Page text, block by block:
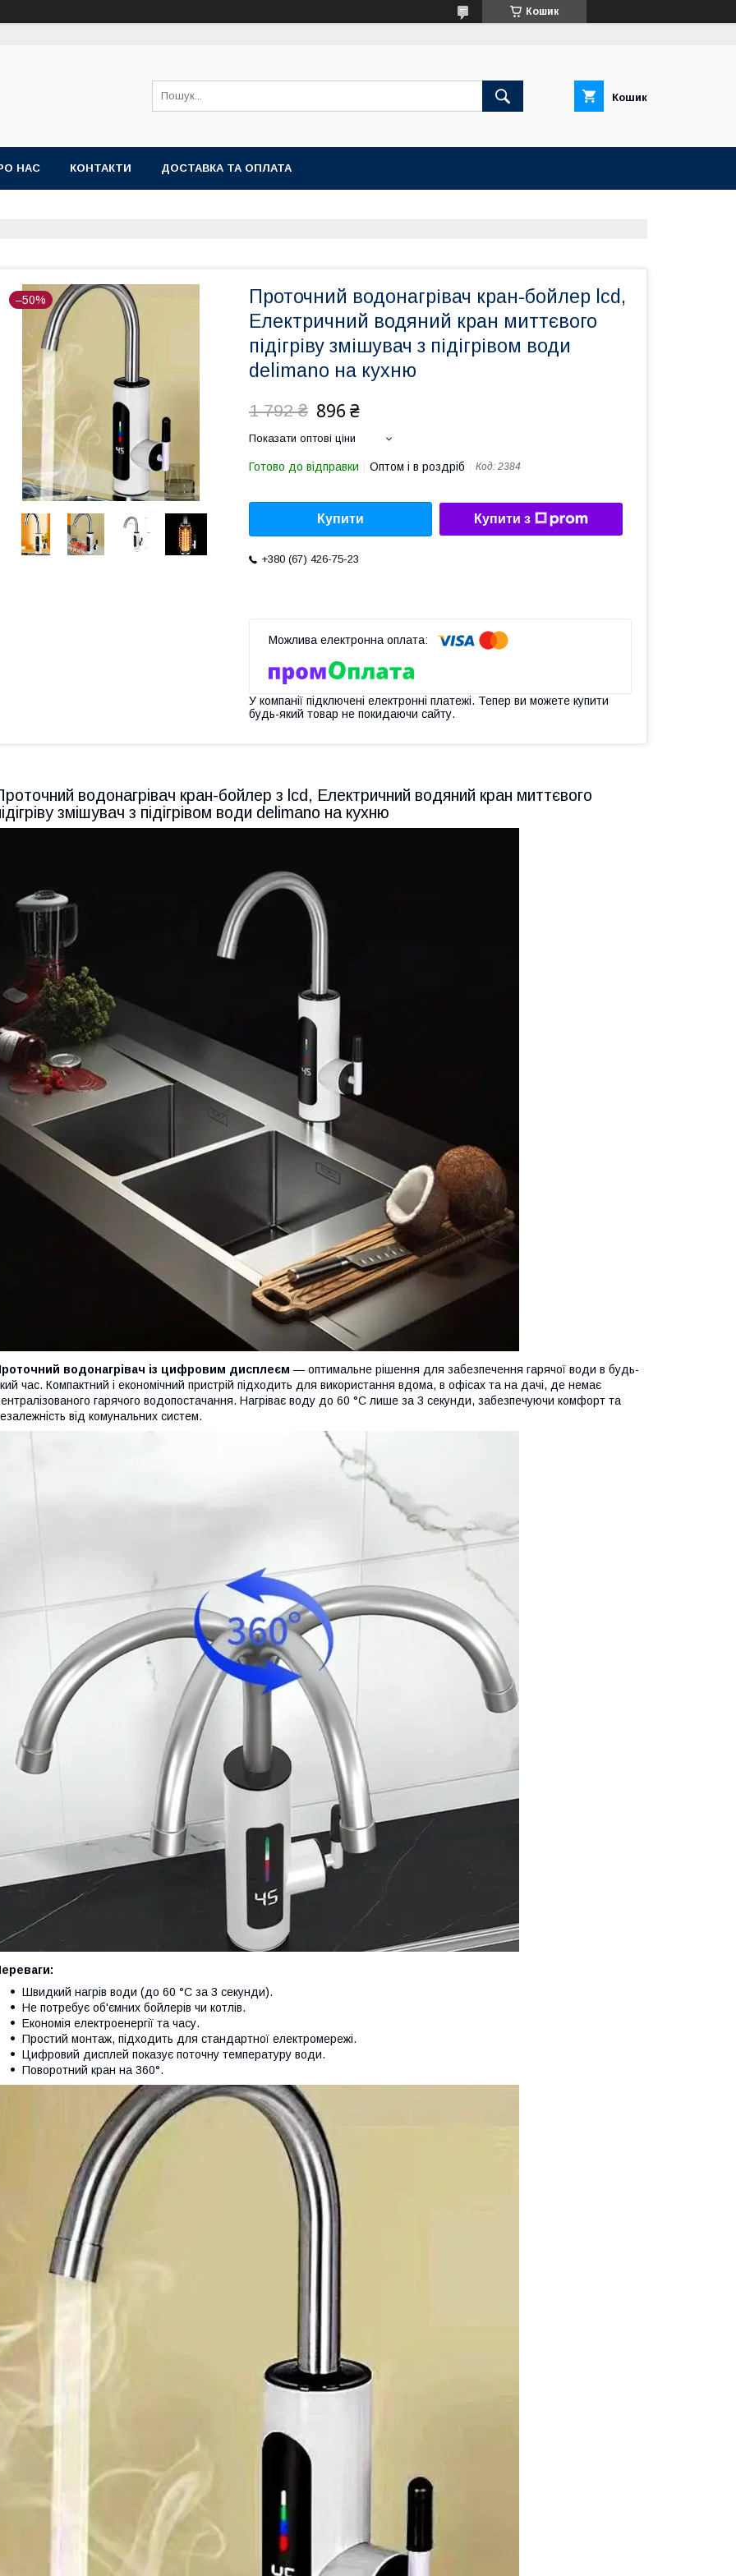
Кошик
Кошик
НАС КОНТАКТИ ДОСТАВКА ТА ОПЛАТА
–50%
Проточний водонагрівач кран-бойлер lcd,
Електричний водяний кран миттєвого
підігріву змішувач з підігрівом води
delimano на кухню
1 792 ₴ 896 ₴
Показати оптові ціни
Готово до відправки Оптом і в роздріб Код: 2384
Купити Купити з
+380 (67) 426-75-23
У компанії підключені електронні платежі. Тепер ви можете купити
будь-який товар не покидаючи сайту.
водонагрівач кран-бойлер з lcd, Електричний водяний кран миттєвого
змішувач з підігрівом води delimano на кухню
водонагрівач із цифровим дисплеєм — оптимальне рішення для забезпечення гарячої води в будь-
час. Компактний і економічний пристрій підходить для використання вдома, в офісах та на дачі, де немає
гарячого водопостачання. Нагріває воду до 60 °C лише за 3 секунди, забезпечуючи комфорт та
від комунальних систем.
Швидкий нагрів води (до 60 °C за 3 секунди).
Не потребує об'ємних бойлерів чи котлів.
Економія електроенергії та часу.
Простий монтаж, підходить для стандартної електромережі.
Цифровий дисплей показує поточну температуру води.
Поворотний кран на 360°.